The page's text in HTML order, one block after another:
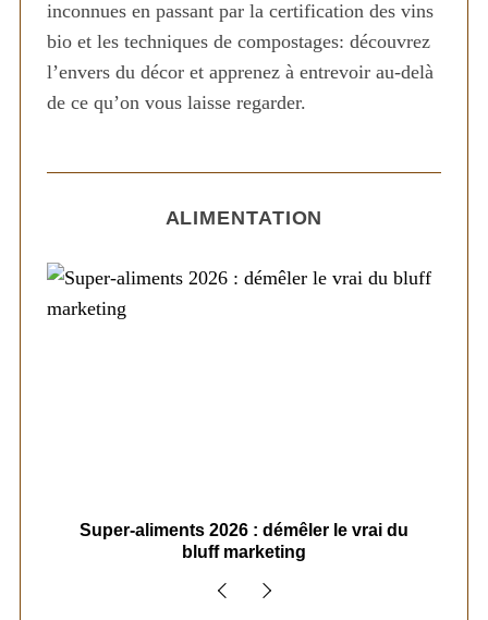
inconnues en passant par la certification des vins
bio et les techniques de compostages: découvrez
l’envers du décor et apprenez à entrevoir au-delà
de ce qu’on vous laisse regarder.
ALIMENTATION
Super-aliments 2026 : démêler le vrai du
bluff marketing